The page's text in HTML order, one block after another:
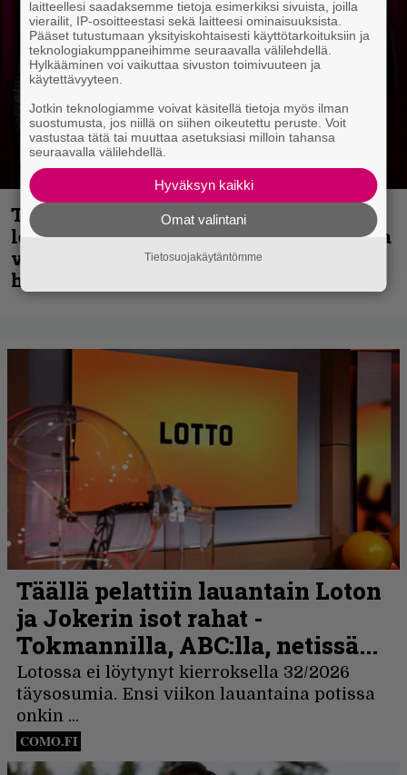
Thrash ’n’ roll -yhtye Madred ryydittää
levyjulkaisua keikkareissulla kuvatulla
videolla – ”Oltiin pakussa kusihädässä
helvetin väsyneenä…”
laitteellesi saadaksemme tietoja esimerkiksi sivuista, joilla
vierailit, IP-osoitteestasi sekä laitteesi ominaisuuksista.
Pääset tutustumaan yksityiskohtaisesti käyttötarkoituksiin ja
teknologiakumppaneihimme seuraavalla välilehdellä.
Hylkääminen voi vaikuttaa sivuston toimivuuteen ja
käytettävyyteen.
Jotkin teknologiamme voivat käsitellä tietoja myös ilman
suostumusta, jos niillä on siihen oikeutettu peruste. Voit
vastustaa tätä tai muuttaa asetuksiasi milloin tahansa
seuraavalla välilehdellä.
Hyväksyn kaikki
Omat valintani
Tietosuojakäytäntömme